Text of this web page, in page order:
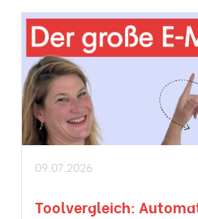
09.07.2026
Toolvergleich: